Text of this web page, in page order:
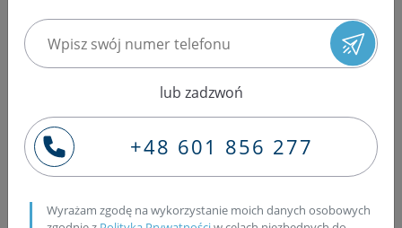
Regeneracja wtryskiwaczy w
Białymstoku w województwie
Dla klientów z miasta Białystok, firma Bosch Service
Pawlik przygotowała bogatą ofertę, na której skład,
wchodzą takie usługi jak: regeneracja wtryskiwaczy
układów Common Rail (Bosch, Delphi, Denso i Siemens),
lub zadzwoń
+48 601 856 277
Wyrażam zgodę na wykorzystanie moich danych osobowych